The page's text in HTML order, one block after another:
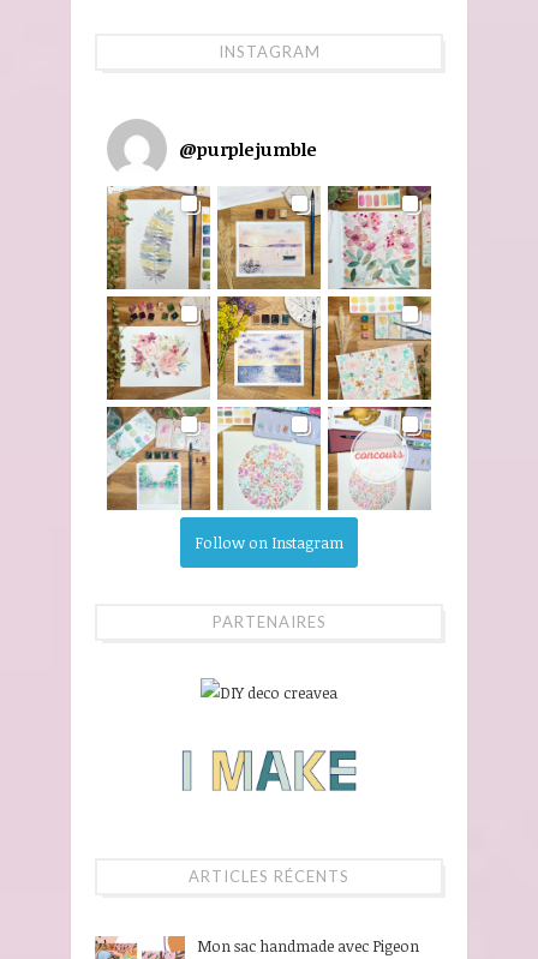
INSTAGRAM
@purplejumble
Follow on Instagram
PARTENAIRES
ARTICLES RÉCENTS
Mon sac handmade avec Pigeon